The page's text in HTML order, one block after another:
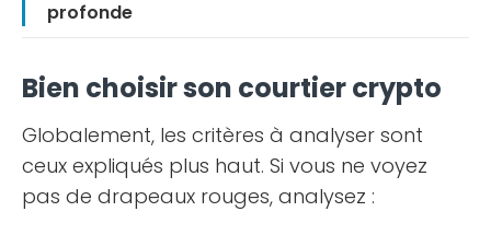
profonde
Bien choisir son courtier crypto
Globalement, les critères à analyser sont
ceux expliqués plus haut. Si vous ne voyez
pas de drapeaux rouges, analysez :